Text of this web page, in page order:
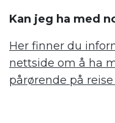
Kan jeg ha med
Her finner du
nettside om å ha
pårørende på